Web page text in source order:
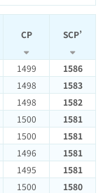
CP
SCP’
1499
1586
1498
1583
1498
1582
1500
1581
1500
1581
1496
1581
1495
1581
1500
1580